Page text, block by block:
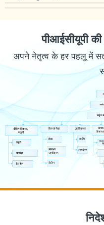
पीआईसीयूपी
अपने नेतृत्व के हर पहलू में